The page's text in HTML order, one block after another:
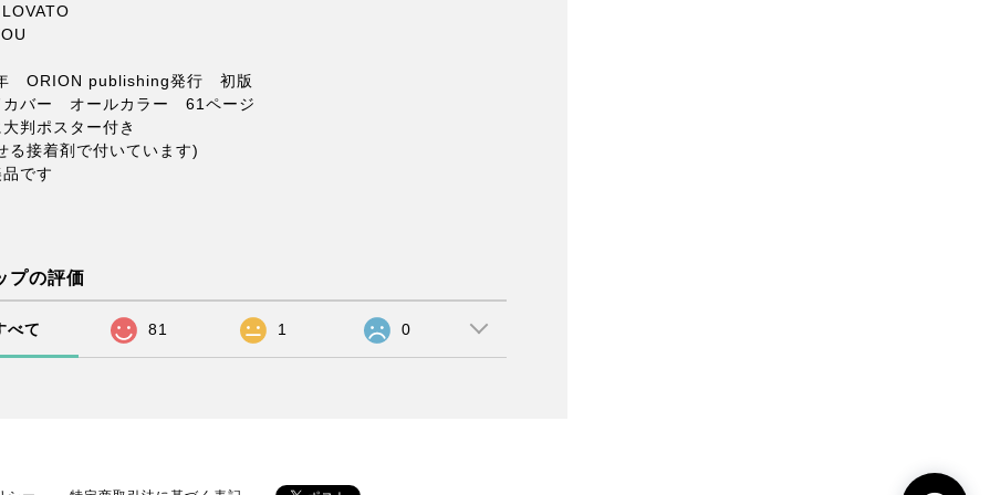
ORION publishing発行 初版
カバー オールカラー 61ページ
判ポスター付き
る接着剤で付いています)
です
プの評価
べて 81 1 0